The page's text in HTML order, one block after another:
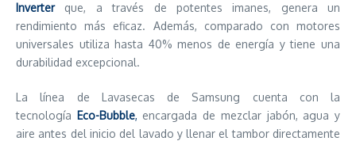
Inverterque, a través de potentes imanes, genera un
rendimiento más eficaz. Además, comparado con motores
universales utiliza hasta 40% menos de energía y tiene una
durabilidad excepcional.
La línea de Lavasecas de Samsung cuenta con la
tecnología Eco-Bubble, encargada de mezclar jabón, agua y
aire antes del inicio del lavado y llenar el tambor directamente